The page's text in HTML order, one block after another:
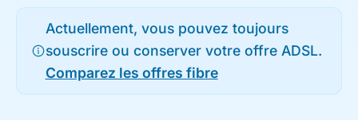
Actuellement, vous pouvez toujours
souscrire ou conserver votre offre ADSL.
Comparez les offres fibre